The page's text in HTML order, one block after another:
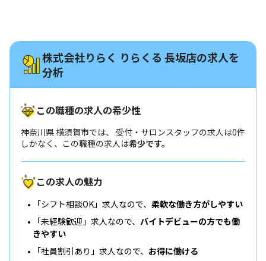
株式会社りらく りらくる 長坂店の求人を
分析
この職種の求人の希少性
神奈川県 横須賀市では、 受付・サロンスタッフの求人は0件
しかなく、この職種の求人は希少です。
この求人の魅力
「シフト相談OK」求人なので、 柔軟な働き方がしやすい
「未経験歓迎」求人なので、 バイトデビューの方でも働
きやすい
「社員割引あり」求人なので、 お得に働ける